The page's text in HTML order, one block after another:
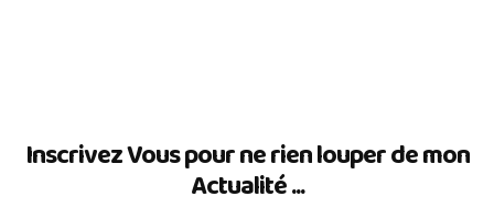
Inscrivez Vous pour ne rien louper de mon
Actualité ...